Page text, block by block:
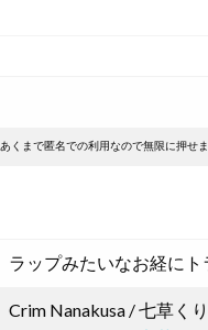
あくまで匿名での利用なので無限に押せ
ラップみたいなお経に
Crim Nanakusa / 七草く